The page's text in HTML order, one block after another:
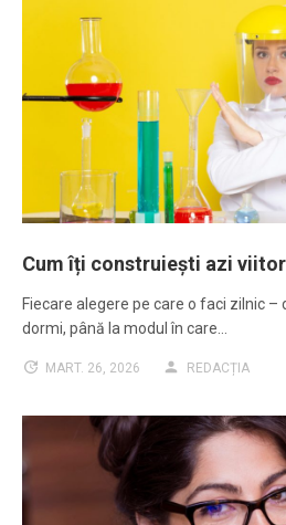
Cum îți construiești azi
Fiecare alegere pe care o faci zilnic –
dormi, până la modul în care…
MART. 26, 2026 REDACȚIA